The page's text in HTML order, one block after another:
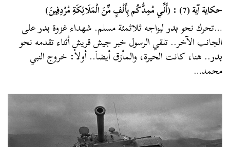
حكاية آية (7) : (أَنِّي مُمِدُّكُم بِأَلْفٍ مِّنَ الْمَلَائِكَةِ مُرْدِفِينَ)
…تحرك نحوبدرليواجه ثلاثمئة مسلم. شهداء غزوةبدرعلى
الجانب الآخر.. تلقي الرسول خبر جيش قريش أثناء تقدمه نحو
بدر.. هنا، كانت الحيرة، والمأزق أيضاَ.. أولاً: خروج النبي
محمد…